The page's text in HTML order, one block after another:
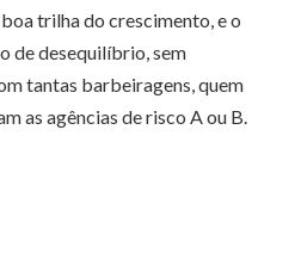
trilha do crescimento, e o
de desequilíbrio, sem
tantas barbeiragens, quem
as agências de risco A ou B.